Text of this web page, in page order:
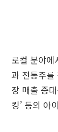
로컬 분야에
과 전통주를
장 매출 증
킹’ 등의 아